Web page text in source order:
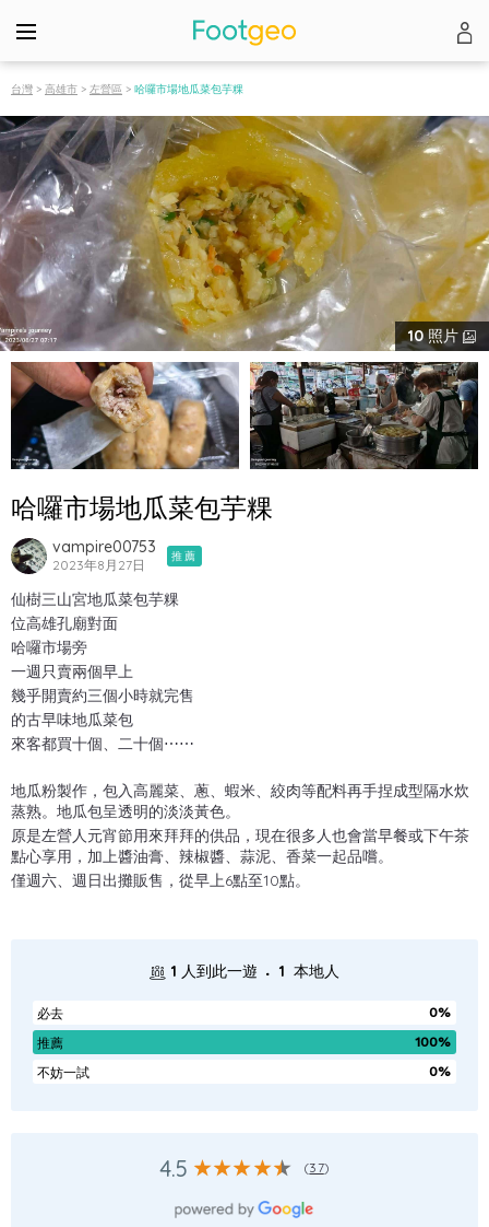
台灣 > 高雄市 > 左營區 > 哈囉市場地瓜菜包芋粿
10照片
哈囉市場地瓜菜包芋粿
vampire00753
2023年8月27日
推薦
仙樹三山宮地瓜菜包芋粿
位高雄孔廟對面
哈囉市場旁
一週只賣兩個早上
幾乎開賣約三個小時就完售
的古早味地瓜菜包
來客都買十個、二十個⋯⋯
地瓜粉製作，包入高麗菜、蔥、蝦米、絞肉等配料再手捏成型隔水炊
蒸熟。地瓜包呈透明的淡淡黃色。
原是左營人元宵節用來拜拜的供品，現在很多人也會當早餐或下午茶
點心享用，加上醬油膏、辣椒醬、蒜泥、香菜一起品嚐。
僅週六、週日出攤販售，從早上6點至10點。
1 人到此一遊 . 1 本地人
必去
0%
推薦
100%
不妨一試
0%
4.5 (37)